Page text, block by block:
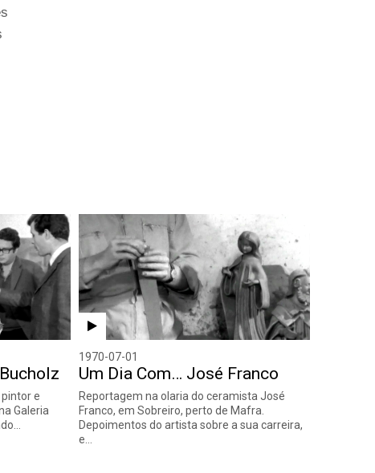
e
Galeria
1970-07-01
Um Dia Com… José Franco
Reportagem na olaria do ceramista José
Franco, em Sobreiro, perto de Mafra.
Depoimentos do artista sobre a sua carreira,
e…